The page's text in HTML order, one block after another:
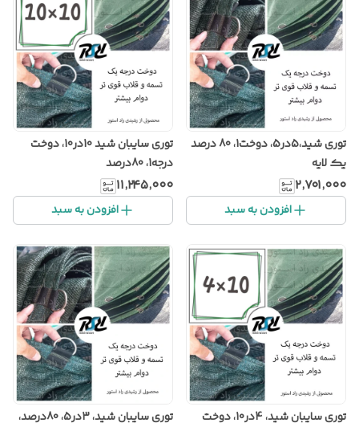
توری شید،5در5، دوخت1، 80 درصد
یک لایه
۲٬۷۰۱٬۰۰۰
افزودن به سبد
توری سایبان شید 10در10، دوخت
درجه1، 80درصد
۱۱٬۲۴۵٬۰۰۰
افزودن به سبد
توری سایبان شید، 4در10، دوخت
توری سایبان شید، 3در5، 80درصد،